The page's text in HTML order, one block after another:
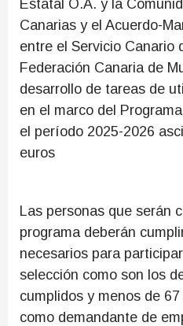
Estatal O.A. y la
Canarias y el Acuerdo-
entre el Servicio Canario
Federación Canaria de
desarrollo de tareas de
en el marco del
el período 2025-2026
euros
Las personas que serán
programa deberán
necesarios para
selección como son los
cumplidos y menos de
como demandante de